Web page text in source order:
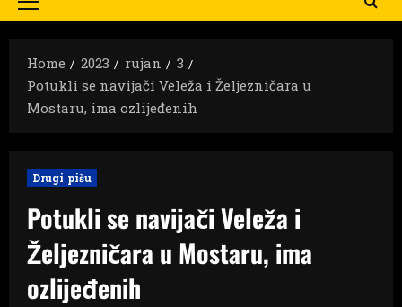
Primary
Home
2023 rujan
3
Potukli se navijači Veleža i Željezničara u
Mostaru, ima ozlijeđenih
Drugi pišu
Potukli se navijači Veleža i
Željezničara u Mostaru, ima
ozlijeđenih